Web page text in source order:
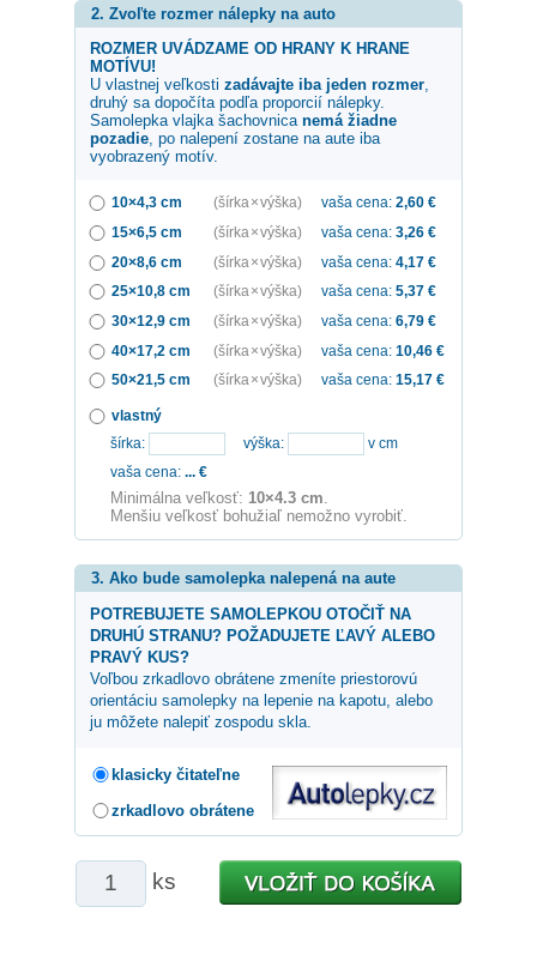
2. Zvoľte rozmer nálepky na auto
ROZMER UVÁDZAME OD HRANY K HRANE
MOTÍVU!
U vlastnej veľkosti zadávajte iba jeden rozmer,
druhý sa dopočíta podľa proporcií nálepky.
Samolepka vlajka šachovnica nemá žiadne
pozadie, po nalepení zostane na aute iba
vyobrazený motív.
10×4,3 cm (šírka × výška) vaša cena: 2,60 €
15×6,5 cm
(šírka × výška) vaša cena: 3,26 €
20×8,6 cm
(šírka × výška) vaša cena: 4,17 €
25×10,8 cm
(šírka × výška) vaša cena: 5,37 €
30×12,9 cm
(šírka × výška) vaša cena: 6,79 €
40×17,2 cm
(šírka × výška) vaša cena: 10,46 €
50×21,5 cm
(šírka × výška) vaša cena: 15,17 €
vlastný
šírka:
výška:
v cm
vaša cena: ... €
Minimálna veľkosť: 10×4.3 cm
Menšiu veľkosť bohužiaľ nemožno vyrobiť.
3. Ako bude samolepka nalepená na aute
POTREBUJETE SAMOLEPKOU OTOČIŤ NA
DRUHÚ STRANU? POŽADUJETE ĽAVÝ ALEBO
PRAVÝ KUS?
Voľbou zrkadlovo obrátene zmeníte priestorovú
orientáciu samolepky na lepenie na kapotu, alebo
ju môžete nalepiť zospodu skla.
klasicky čitateľne
zrkadlovo obrátene
ks